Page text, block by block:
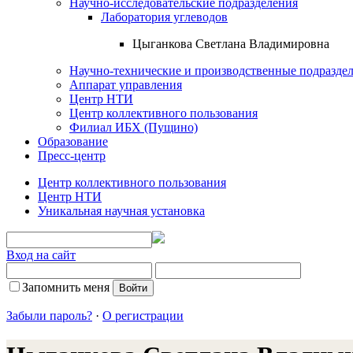
Лаборатория углеводов
Цыганкова Светлана Владимировна
Научно-технические и производственные
Аппарат управления
Центр НТИ
Центр коллективного пользования
Филиал ИБХ (Пущино)
Образование
Пресс-центр
Центр коллективного пользования
Центр НТИ
Уникальная научная установка
Вход на сайт
Запомнить меня
Забыли пароль? · О регистрации